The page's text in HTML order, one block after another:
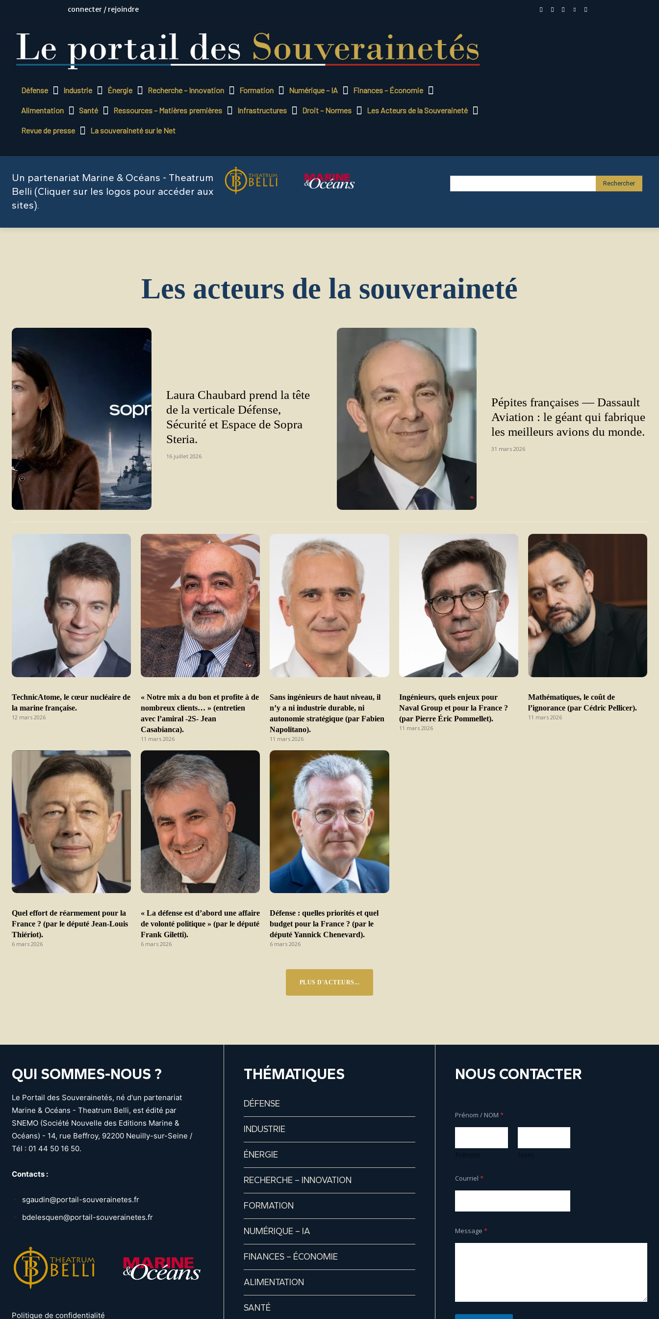
connecter / rejoindre
Défense Industrie Énergie Recherche – Innovation Formation Numérique – IA Finances – Économie
Alimentation Santé Ressources – Matières premières Infrastructures Droit – Normes Les Acteurs de la Souveraineté
Revue de presse La souveraineté sur le Net
Un partenariat Marine & Océans - Theatrum
Belli (Cliquer sur les logos pour accéder aux
sites).
Rechercher
Les acteurs de la souveraineté
Laura Chaubard prend la tête
de la verticale Défense,
Sécurité et Espace de Sopra
Steria.
16 juillet 2026
Pépites françaises — Dassault
Aviation : le géant qui fabrique
les meilleurs avions du monde.
31 mars 2026
TechnicAtome, le cœur nucléaire de
la marine française.
12 mars 2026
« Notre mix a du bon et profite à de
nombreux clients… » (entretien
avec l’amiral -2S- Jean
Casabianca).
11 mars 2026
Sans ingénieurs de haut niveau, il
n’y a ni industrie durable, ni
autonomie stratégique (par Fabien
Napolitano).
11 mars 2026
Ingénieurs, quels enjeux pour
Naval Group et pour la France ?
(par Pierre Éric Pommellet).
11 mars 2026
Mathématiques, le coût de
l’ignorance (par Cédric Pellicer).
11 mars 2026
Quel effort de réarmement pour la
France ? (par le député Jean-Louis
Thiériot).
6 mars 2026
« La défense est d’abord une affaire
de volonté politique » (par le député
Frank Giletti).
6 mars 2026
Défense : quelles priorités et quel
budget pour la France ? (par le
député Yannick Chenevard).
6 mars 2026
PLUS D'ACTEURS...
QUI SOMMES-NOUS ?
Le Portail des Souverainetés, né d'un partenariat
Marine & Océans - Theatrum Belli, est édité par
SNEMO (Société Nouvelle des Editions Marine &
Océans) - 14, rue Beffroy, 92200 Neuilly-sur-Seine /
Tél : 01 44 50 16 50.
Contacts :
sgaudin@portail-souverainetes.fr
bdelesquen@portail-souverainetes.fr
Politique de confidentialité
THÉMATIQUES
DÉFENSE
INDUSTRIE
ÉNERGIE
RECHERCHE – INNOVATION
FORMATION
NUMÉRIQUE – IA
FINANCES – ÉCONOMIE
ALIMENTATION
SANTÉ
NOUS CONTACTER
Prénom / NOM *
Courriel *
Message *